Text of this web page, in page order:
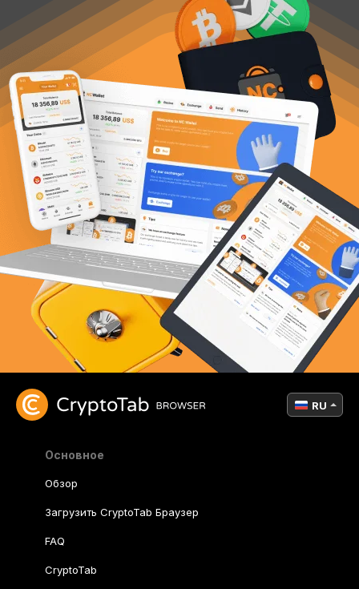
Основное
Обзор
Загрузить CryptoTab Браузер
FAQ
CryptoTab
RU